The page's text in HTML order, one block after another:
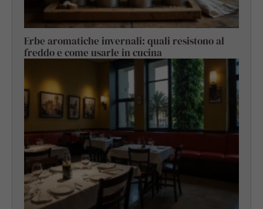
Erbe aromatiche invernali: quali resistono al
freddo e come usarle in cucina